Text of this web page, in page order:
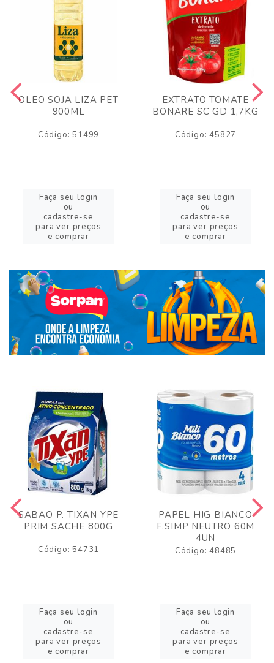
OLEO SOJA LIZA PET
900ML
Código: 51499
Faça seu login
ou
cadastre-se
para ver preços
e comprar
EXTRATO TOMATE
BONARE SC GD 1,7KG
Código: 45827
Faça seu login
ou
cadastre-se
para ver preços
e comprar
SABAO P. TIXAN YPE
PRIM SACHE 800G
Código: 54731
Faça seu login
ou
cadastre-se
para ver preços
e comprar
PAPEL HIG BIANCO
F.SIMP NEUTRO 60M
4UN
Código: 48485
Faça seu login
ou
cadastre-se
para ver preços
e comprar